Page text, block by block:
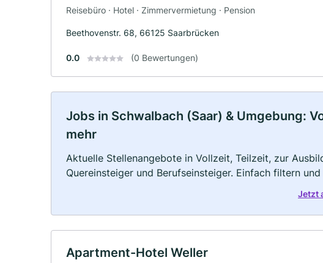
Reisebüro · Hotel · Zimmervermietung · Pension
Beethovenstr. 68, 66125 Saarbrücken
0.0 (0 Bewertungen)
Jobs in Schwalbach (Saar) & Umgebung:
mehr
Aktuelle Stellenangebote in Vollzeit, Teilzeit, zur
Quereinsteiger und Berufseinsteiger. Einfach filtern
Jetzt
Apartment-Hotel Weller